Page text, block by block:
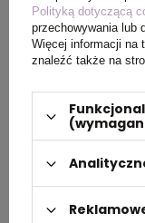
Kolor
PAKOWANIE
Wymiary
kartonu
Polityką dotyczącą
przechowywania lub
Więcej informacji na
znaleźć także na